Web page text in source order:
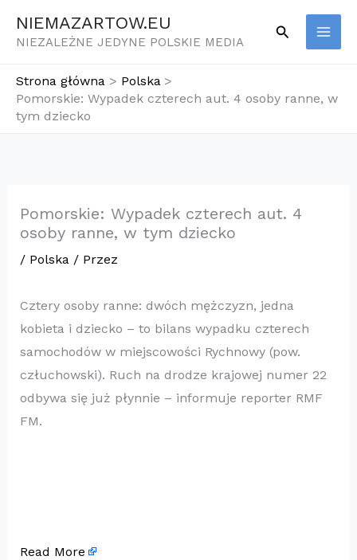
NIEMAZARTOW.EU
NIEZALEŻNE JEDYNE POLSKIE MEDIA
Szukaj
Strona główna
Polska
Pomorskie: Wypadek czterech aut. 4 osoby ranne, w
tym dziecko
Pomorskie: Wypadek czterech aut. 4
osoby ranne, w tym dziecko
/ Polska/ Przez
Cztery osoby ranne: dwóch mężczyzn, jedna
kobieta i dziecko – to bilans wypadku czterech
samochodów w miejscowości Rychnowy (pow.
człuchowski). Ruch na drodze krajowej numer 22
odbywa się już płynnie – informuje reporter RMF
FM.
Read More